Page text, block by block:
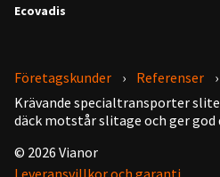
Ecovadis
Företagskunder
Referenser
Krävande specialtransporter
däck motstår slitage och ger god
© 2026 Vianor
Leveransvillkor och garanti